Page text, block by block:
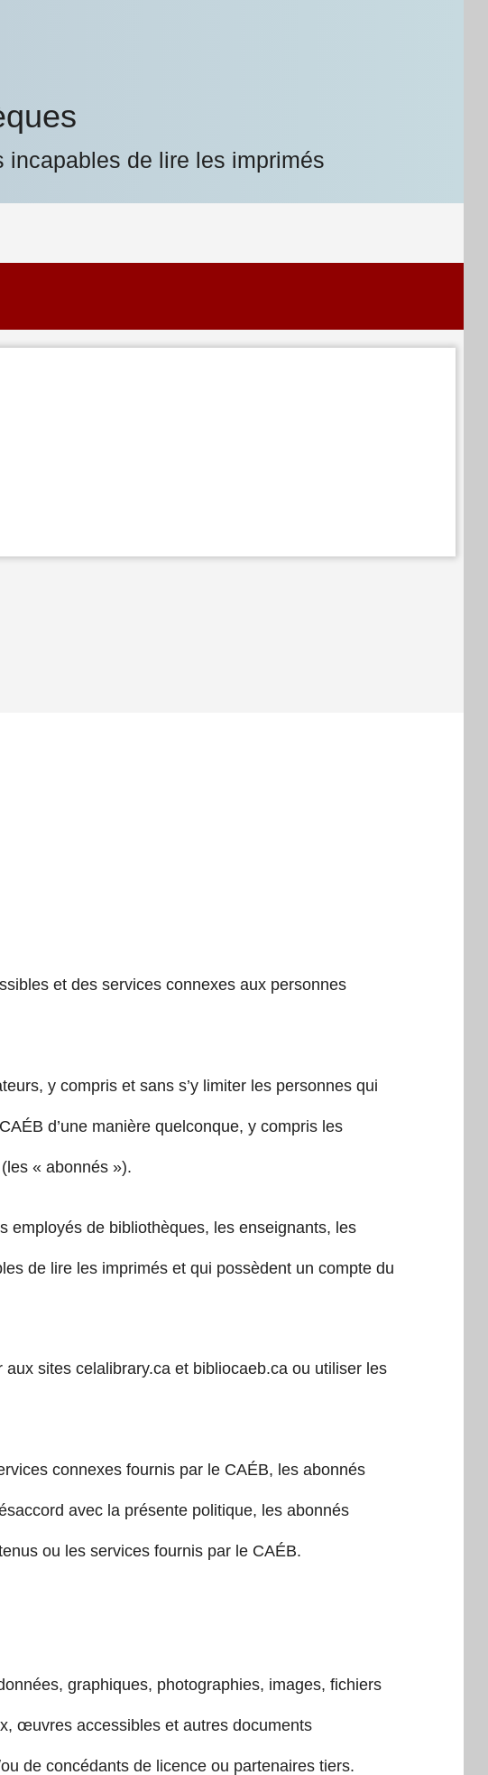
de lire les imprimés
et des services connexes aux personnes
y compris et sans s’y limiter les personnes qui
d’une manière quelconque, y compris les
« abonnés »).
employés de bibliothèques, les enseignants, les
de lire les imprimés et qui possèdent un compte du
sites celalibrary.ca et bibliocaeb.ca ou utiliser les
connexes fournis par le CAÉB, les abonnés
avec la présente politique, les abonnés
ou les services fournis par le CAÉB.
graphiques, photographies, images, fichiers
œuvres accessibles et autres documents
de concédants de licence ou partenaires tiers.